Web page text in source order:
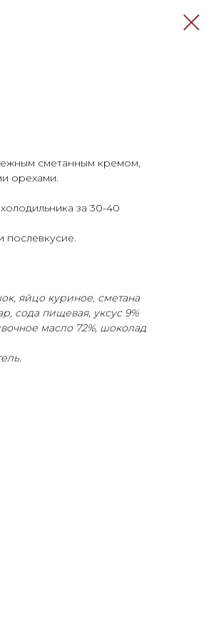
сметанным кремом,
орехами.
за 30-40
послевкусие.
яйцо куриное, сметана
сода пищевая, уксус 9%
масло 72%, шоколад